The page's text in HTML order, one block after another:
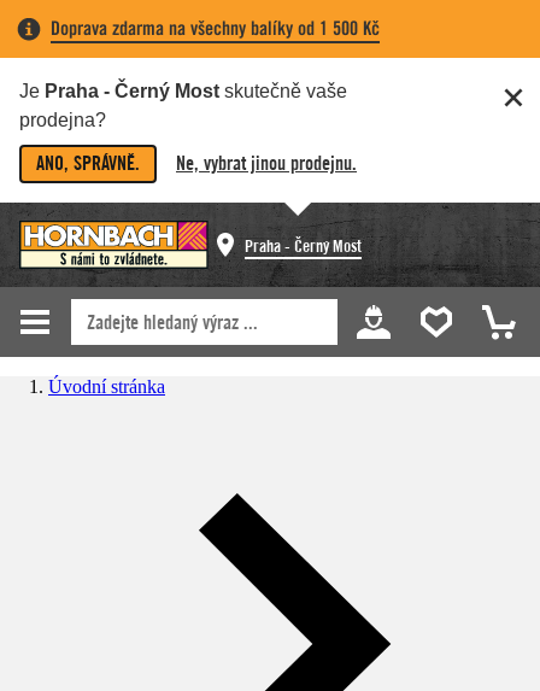
Doprava zdarma na všechny balíky od 1 500 Kč
Je Praha - Černý Most skutečně vaše
prodejna?
ANO, SPRÁVNĚ. Ne, vybrat jinou prodejnu.
Praha - Černý Most
Úvodní stránka